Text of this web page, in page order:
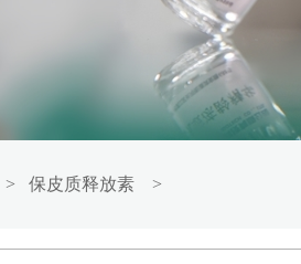
> 保皮质释放素 >